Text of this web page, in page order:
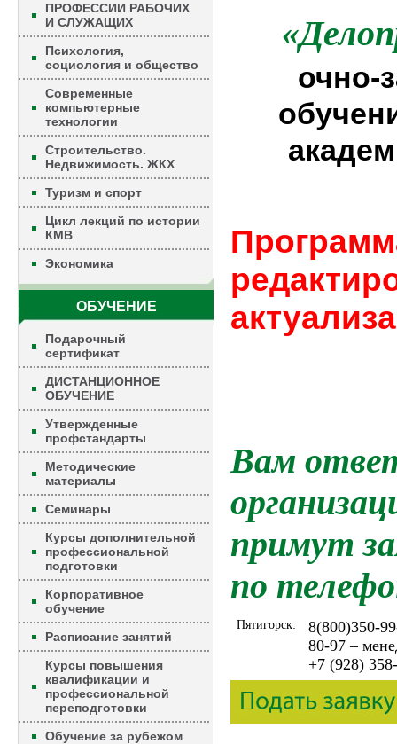
ПРОФЕССИИ РАБОЧИХ
И СЛУЖАЩИХ
Психология,
социология и общество
Современные
компьютерные
технологии
Строительство.
Недвижимость. ЖКХ
Туризм и спорт
Цикл лекций по истории
КМВ
Экономика
ОБУЧЕНИЕ
Подарочный
сертификат
ДИСТАНЦИОННОЕ
ОБУЧЕНИЕ
Утвержденные
профстандарты
Методические
материалы
Семинары
Курсы дополнительной
профессиональной
подготовки
Корпоративное
обучение
Расписание занятий
Курсы повышения
квалификации и
профессиональной
переподготовки
Обучение за рубежом
очно-
Вам
примут
по
Пятигорск:
8(800)350-
80-97 –
+7 (928)